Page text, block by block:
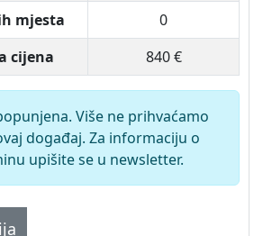
mjesta
0
cijena
840 €
Više ne prihvaćamo
događaj. Za informaciju o
upišite se u newsletter.